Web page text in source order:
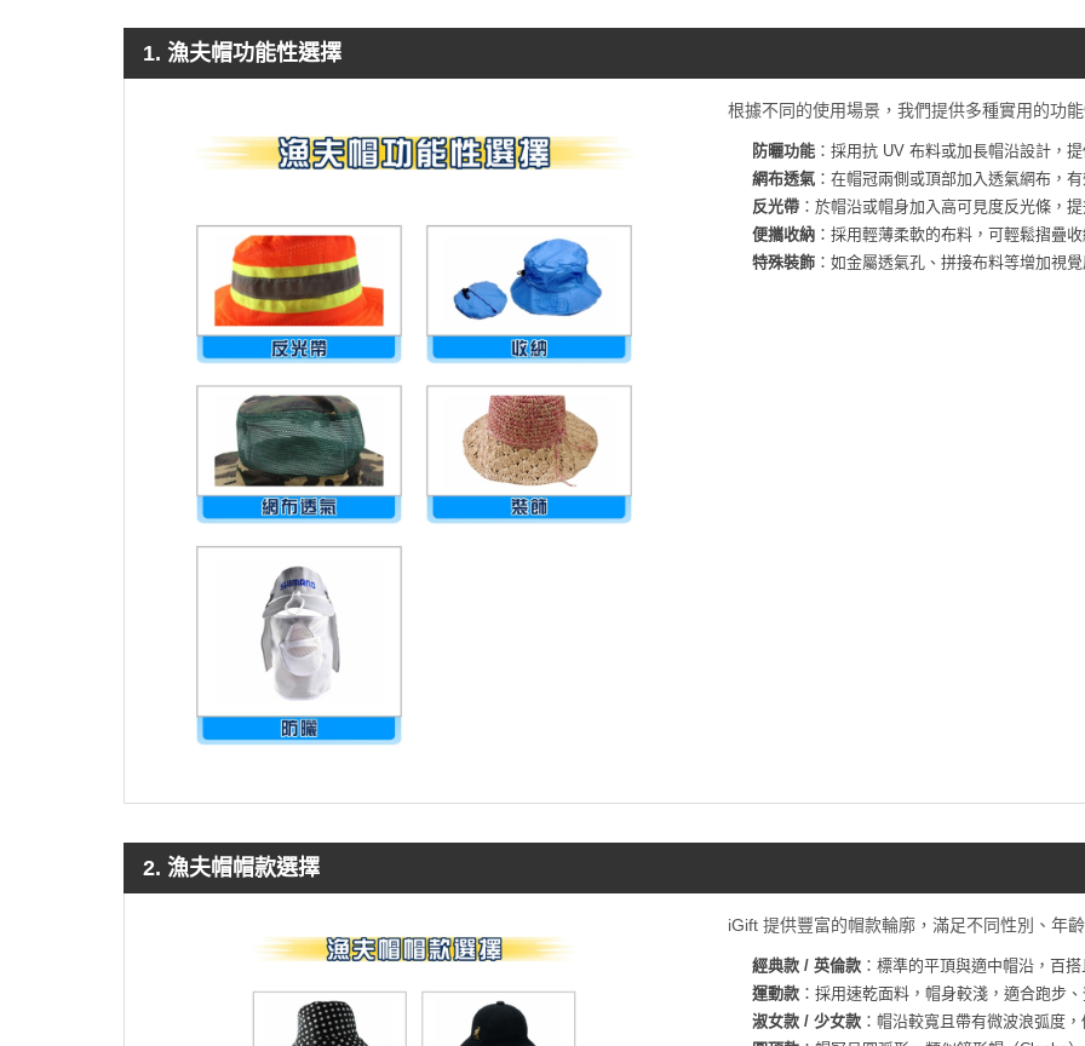
1. 漁夫帽功能性選擇
根據不同的使用場景，我們提供多種實用的功
防曬功能 ：採用抗 UV 布料或加長帽沿設計，
網布透氣 ：在帽冠兩側或頂部加入透氣網布，
反光帶 ：於帽沿或帽身加入高可見度反光條，
便攜收納 ：採用輕薄柔軟的布料，可輕鬆摺疊
特殊裝飾 ：如金屬透氣孔、拼接布料等增加視
2. 漁夫帽帽款選擇
iGift 提供豐富的帽款輪廓，滿足不同性別、年齡
經典款 / 英倫款 ：標準的平頂與適中帽沿，百
運動款 ：採用速乾面料，帽身較淺，適合跑步
淑女款 / 少女款 ：帽沿較寬且帶有微波浪弧度